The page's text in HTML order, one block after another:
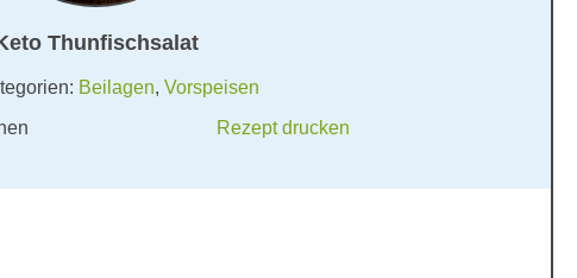
Thunfischsalat
Beilagen,Vorspeisen
Rezept drucken